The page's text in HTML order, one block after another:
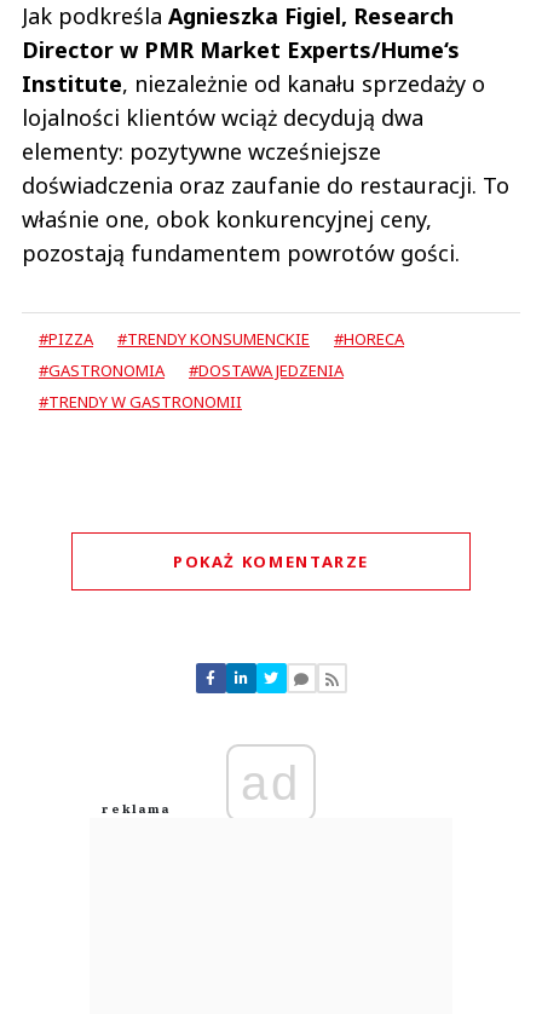
Jak podkreśla Agnieszka Figiel, Research
Director w PMR Market Experts/Hume‘s
Institute, niezależnie od kanału sprzedaży o
lojalności klientów wciąż decydują dwa
elementy: pozytywne wcześniejsze
doświadczenia oraz zaufanie do restauracji. To
właśnie one, obok konkurencyjnej ceny,
pozostają fundamentem powrotów gości.
#PIZZA #TRENDY KONSUMENCKIE
#HORECA
#GASTRONOMIA
#DOSTAWA JEDZENIA
#TRENDY W GASTRONOMII
POKAŻ KOMENTARZE
Nie znaleziono komentarzy
Zostaw swoje komentarze
Anuluj
ad